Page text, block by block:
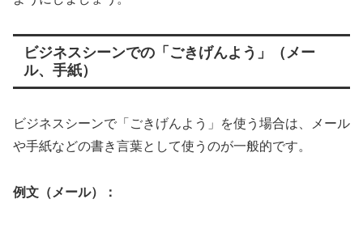
ビジネスシーンでの「ごきげんよう」（メー
ル、手紙）
ビジネスシーンで「ごきげんよう」を使う場合は、メール
や手紙などの書き言葉として使うのが一般的です。
例文（メール）：